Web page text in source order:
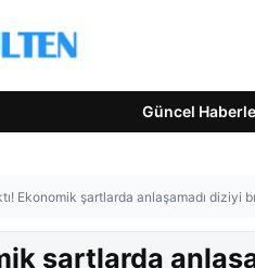
Güncel
Ekonomik şartlarda anlaşamadı diziyi
şartlarda